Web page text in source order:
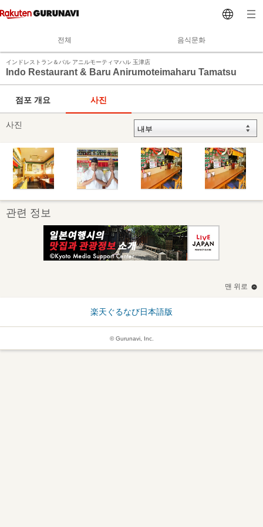
전체 음식문화
インドレストラン＆バル アニルモーティマハル 玉津店
Indo Restaurant & Baru Anirumoteimaharu Tamatsu
점포 개요 사진
사진
관련 정보
맨 위로
楽天ぐるなび日本語版
© Gurunavi, Inc.